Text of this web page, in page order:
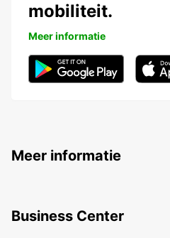
mobiliteit.
Meer informatie
Meer informatie
Business Center